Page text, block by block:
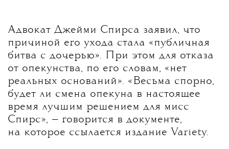
Адвокат Джейми Спирса заявил, что
причиной его ухода стала «публичная
битва с дочерью». При этом для отказа
от опекунства, по его словам, «нет
реальных оснований». «Весьма спорно,
будет ли смена опекуна в настоящее
время лучшим решением для мисс
Спирс», — говорится в документе,
на которое ссылается издание Variety.